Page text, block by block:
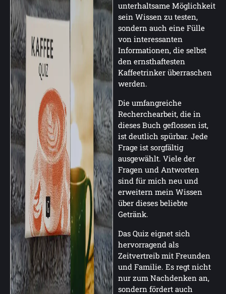
unterhaltsame Möglichkeit
sein Wissen zu testen,
sondern auch eine Fülle
von interessanten
Informationen, die selbst
den ernsthaftesten
Kaffeetrinker überraschen
werden.
Die umfangreiche
Recherchearbeit, die in
dieses Buch geflossen ist,
ist deutlich spürbar. Jede
Frage ist sorgfältig
ausgewählt. Viele der
Fragen und Antworten
sind für mich neu und
erweitern mein Wissen
über dieses beliebte
Getränk.
Das Quiz eignet sich
hervorragend als
Zeitvertreib mit Freunden
und Familie. Es regt nicht
nur zum Nachdenken an,
sondern fördert auch